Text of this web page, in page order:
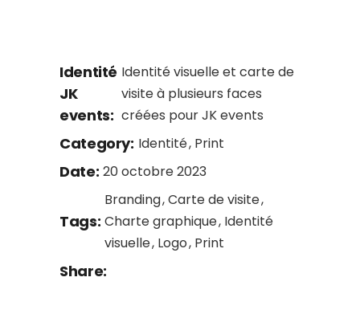
Identité
JK
events:
Identité visuelle et carte de
visite à plusieurs faces
créées pour JK events
Category: Identité Print
Date: 20 octobre 2023
Tags:
Branding Carte de visite
Charte graphique Identité
visuelle Logo Print
Share: